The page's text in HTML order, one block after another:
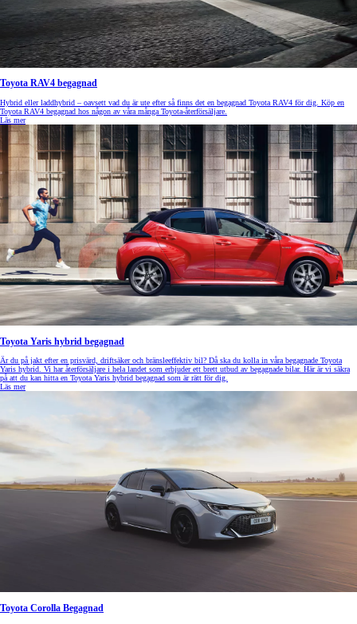
Toyota RAV4 begagnad
Hybrid eller laddhybrid – oavsett vad du är ute efter så finns det en begagnad Toyota RAV4 för dig. Köp en
Toyota RAV4 begagnad hos någon av våra många Toyota-återförsäljare.
Läs mer
Toyota Yaris hybrid begagnad
Är du på jakt efter en prisvärd, driftsäker och bränsleeffektiv bil? Då ska du kolla in våra begagnade Toyota
Yaris hybrid. Vi har återförsäljare i hela landet som erbjuder ett brett utbud av begagnade bilar. Här är vi säkra
på att du kan hitta en Toyota Yaris hybrid begagnad som är rätt för dig.
Läs mer
Toyota Corolla Begagnad